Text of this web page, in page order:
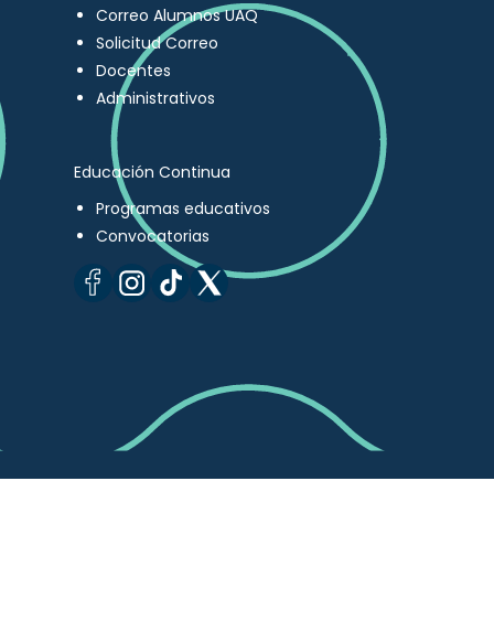
Correo Alumnos UAQ
Solicitud Correo
Docentes
Administrativos
Educación Continua
Programas educativos
Convocatorias